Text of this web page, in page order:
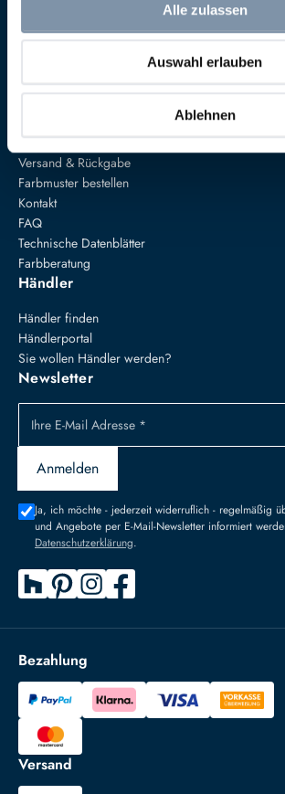
Alle zulassen
Auswahl erlauben
Ablehnen
Anna von Mangoldt GmbH & Co. KG
+49 5274 3062200
farben@annavonmangoldt.com
Versand & Rückgabe
Farbmuster bestellen
Kontakt
FAQ
Technische Datenblätter
Farbberatung
Händler
Händler finden
Händlerportal
Sie wollen Händler werden?
Newsletter
Ihre E-Mail Adresse *
Anmelden
Ja, ich möchte - jederzeit widerruflich - regelmäßig
und Angebote per E-Mail-Newsletter informiert
Datenschutzerklärung.
Bezahlung
Versand